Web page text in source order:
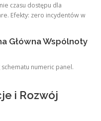
czasu dostępu dla
Efekty: zero incydentów w
Główna Wspólnoty
schematu numeric panel.
i Rozwój